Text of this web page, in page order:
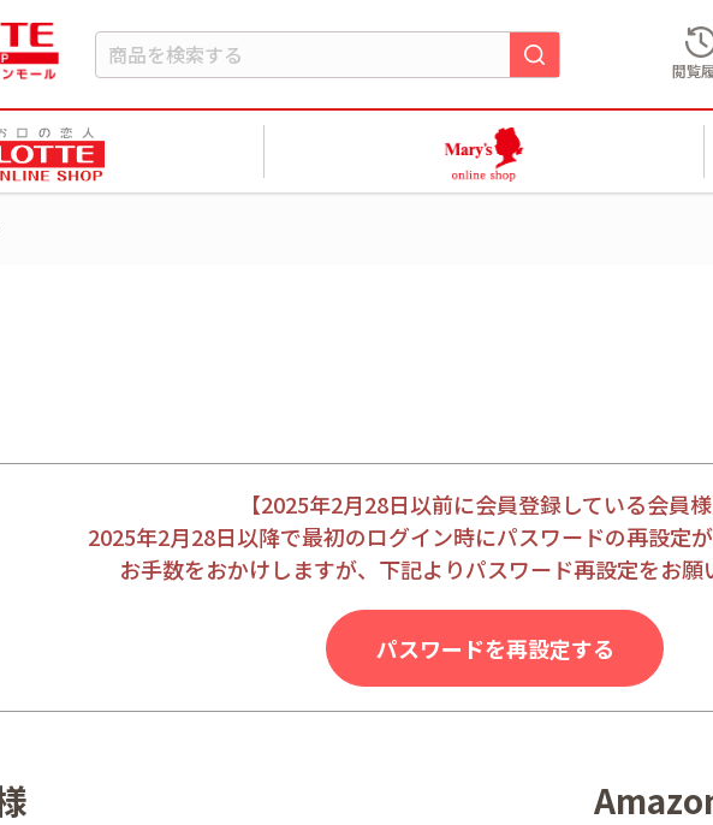
閲覧
【2025年2月28日以前に会員登録している会員様
2025年2月28日以降で最初のログイン時にパスワードの再設定が
お手数をおかけしますが、下記よりパスワード再設定をお願
パスワードを再設定する